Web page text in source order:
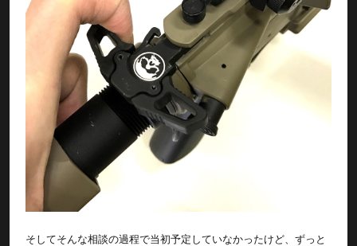
そしてそんな相談の過程で当初予定していなかったけど、ずっと